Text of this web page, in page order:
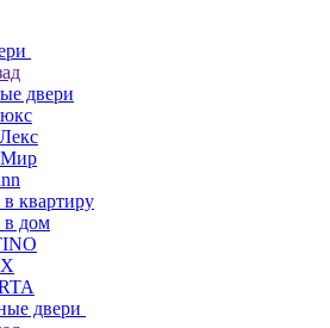
двери
квартиру
в дом
двери